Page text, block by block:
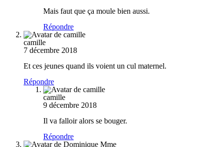
Mais faut que ça moule bien aussi.
Répondre
camille
7 décembre 2018
Et ces jeunes quand ils voient un cul maternel.
Répondre
camille
9 décembre 2018
Il va falloir alors se bouger.
Répondre